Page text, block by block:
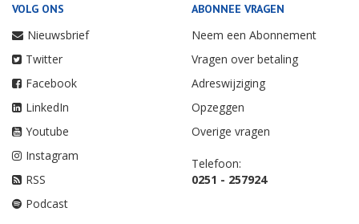
VOLG ONS
Nieuwsbrief
Twitter
Facebook
LinkedIn
Youtube
Instagram
RSS
Podcast
ABONNEE VRAGEN
Neem een Abonnement
Vragen over betaling
Adreswijziging
Opzeggen
Overige vragen
Telefoon:
0251 - 257924